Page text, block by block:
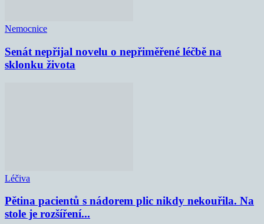
Nemocnice
Senát nepřijal novelu o nepřiměřené léčbě na
sklonku života
Léčiva
Pětina pacientů s nádorem plic nikdy nekouřila. Na
stole je rozšíření...